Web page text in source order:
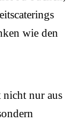
wie den
nicht nur aus